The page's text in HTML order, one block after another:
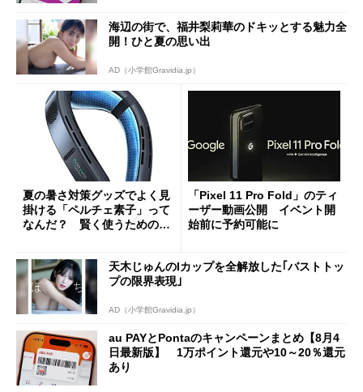
海辺の街で、福井梨莉華のドキッとする魅力全
開！ひと夏の思い出
AD（小学館Gravidia.jp）
夏の暑さ対策グッズでよく見
掛ける「ペルチェ素子」って
なんだ？ 賢く使うための注
「Pixel 11 Pro Fold」のティ
ーザー動画公開 イベント開
始前に予約可能に
天木じゅんのIカップを全解放した｢バストトッ
プの限界表現｣
AD（小学館Gravidia.jp）
au PAYとPontaのキャンペーンまとめ【8月4
日最新版】 1万ポイント還元や10～20％還元
あり